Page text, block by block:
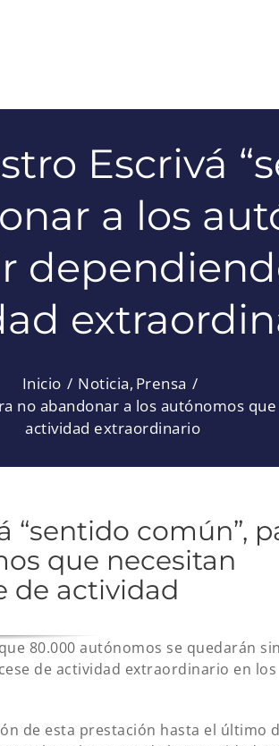
Escrivá
a los
Inicio Noticia Prensa
no abandonar a los autónomos
actividad extraordinario
“sentido común”,
que necesitan
de actividad
80.000 autónomos se quedarán sin
de actividad extraordinario en los
de esta prestación hasta el último